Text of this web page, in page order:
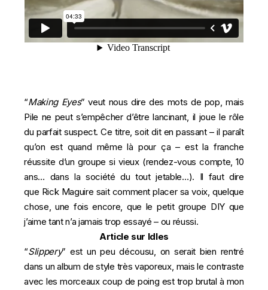
“Making Eyes” veut nous dire des mots de pop, mais
Pile ne peut s’empêcher d’être lancinant, il joue le rôle
du parfait suspect. Ce titre, soit dit en passant – il paraît
qu’on est quand même là pour ça – est la franche
réussite d’un groupe si vieux (rendez-vous compte, 10
ans… dans la société du tout jetable…). Il faut dire
que Rick Maguire sait comment placer sa voix, quelque
chose, une fois encore, que le petit groupe DIY que
j’aime tant n’a jamais trop essayé – ou réussi.
Article sur Idles
“Slippery” est un peu décousu, on serait bien rentré
dans un album de style très vaporeux, mais le contraste
avec les morceaux coup de poing est trop brutal à mon